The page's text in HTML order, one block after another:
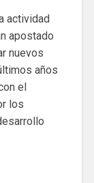
actividad
apostado
nuevos
años
el
los